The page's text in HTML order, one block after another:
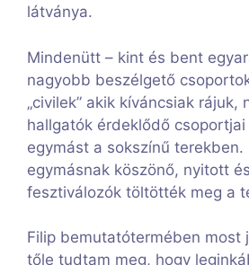
látványa.
Mindenütt – kint és bent
nagyobb beszélgető
„civilek” akik kíváncsiak rájuk,
hallgatók érdeklődő
egymást a sokszínű terekben.
egymásnak köszönő, nyitott
fesztiválozók töltötték meg a
Filip bemutatótermében most
tőle tudtam meg, hogy